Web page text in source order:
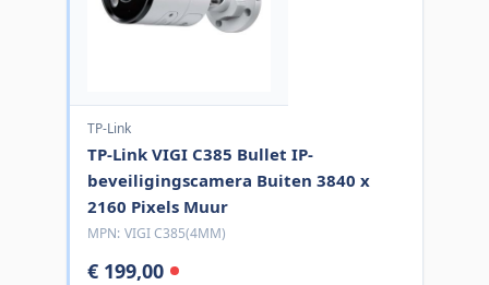
TP-Link
TP-Link VIGI C385 Bullet IP-
beveiligingscamera Buiten 3840 x
2160 Pixels Muur
MPN: VIGI C385(4MM)
€ 199,00